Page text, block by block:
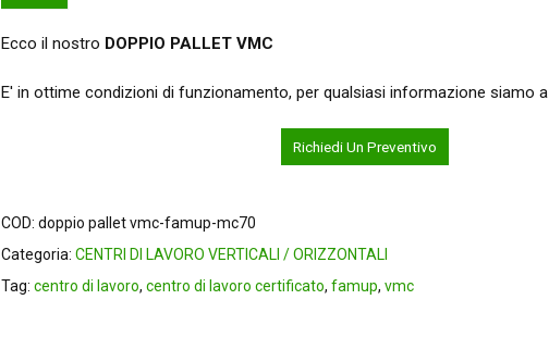
Ecco il nostro DOPPIO PALLET VMC
E' in ottime condizioni di funzionamento, per qualsiasi informazione siamo
Richiedi Un Preventivo
COD: doppio pallet vmc-famup-mc70
Categoria: CENTRI DI LAVORO VERTICALI / ORIZZONTALI
Tag: centro di lavoro, centro di lavoro certificato, famup, vmc